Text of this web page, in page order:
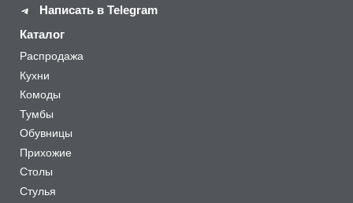
Написать в Telegram
Каталог
Распродажа
Кухни
Комоды
Тумбы
Обувницы
Прихожие
Столы
Стулья